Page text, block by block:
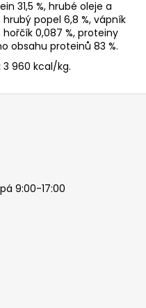
31,5 %, hrubé oleje a
hrubý popel 6,8 %, vápník
hořčík 0,087 %, proteiny
obsahu proteinů 83 %.
3 960 kcal/kg.
9:00-17:00